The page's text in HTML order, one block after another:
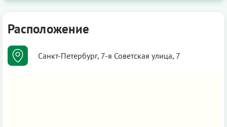
Расположение
Санкт-Петербург, 7-я Советская улица, 7